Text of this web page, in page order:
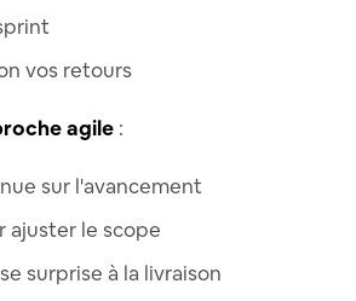
vos retours
agile :
sur l'avancement
ajuster le scope
surprise à la livraison